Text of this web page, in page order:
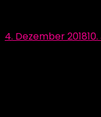
Posted
4. Dezember 2018